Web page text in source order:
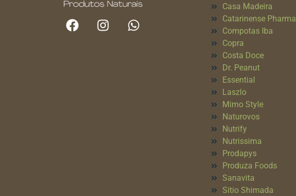
Casa Madeira
Catarinense Pharma
Compotas Iba
Copra
Costa Doce
Dr. Peanut
Essential
Laszlo
Mimo Style
Naturovos
Nutrify
Nutrissima
Prodapys
Produza Foods
Sanavita
Sitio Shimada